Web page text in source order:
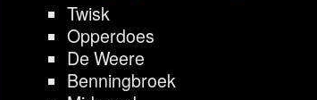
Twisk
Opperdoes
De Weere
Benningbroek